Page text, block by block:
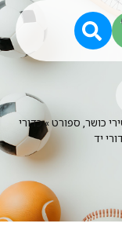
כושר, ספורט»כדורי
יד